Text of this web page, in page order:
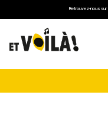
Retrouvez-nous sur